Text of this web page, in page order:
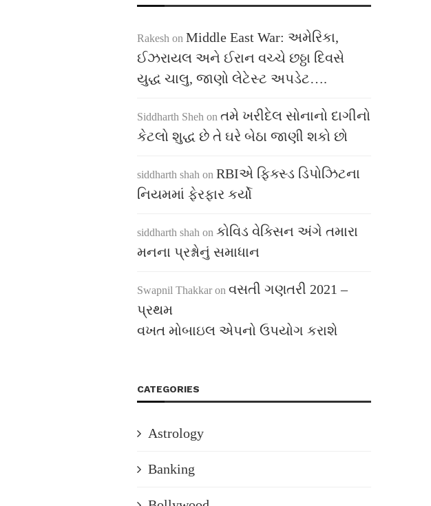
Rakesh on Middle East War: અમેરિકા,
ઈઝરાયલ અને ઈરાન વચ્ચે છઠ્ઠા દિવસે
યુદ્ધ ચાલુ, જાણો લેટેસ્ટ અપડેટ….
Siddharth Sheh on તમે ખરીદેલ સોનાનો દાગીનો
કેટલો શુદ્ધ છે તે ઘરે બેઠા જાણી શકો છો
siddharth shah on RBIએ ફિક્સ્ડ ડિપોઝિટના
નિયમમાં ફેરફાર કર્યો
siddharth shah on કોવિડ વેક્સિન અંગે તમારા
મનના પ્રશ્નોનું સમાધાન
Swapnil Thakkar on વસતી ગણતરી 2021 –
પ્રથમ
વખત મોબાઇલ એપનો ઉપયોગ કરાશે
CATEGORIES
Astrology
Banking